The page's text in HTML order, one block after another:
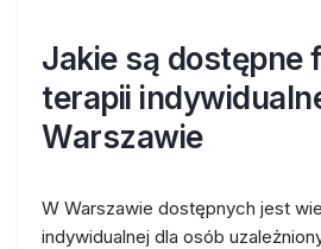
Jakie są dostępne
terapii
Warszawie
W Warszawie dostępnych jest
indywidualnej dla osób